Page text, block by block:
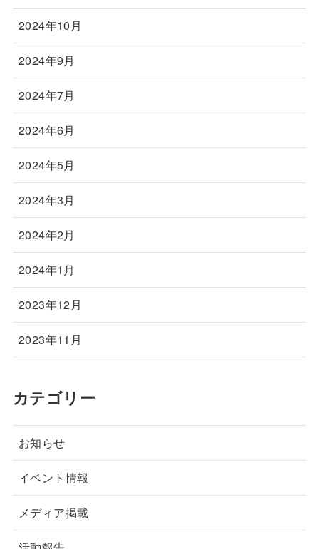
2024年10月
2024年9月
2024年7月
2024年6月
2024年5月
2024年3月
2024年2月
2024年1月
2023年12月
2023年11月
カテゴリー
お知らせ
イベント情報
メディア掲載